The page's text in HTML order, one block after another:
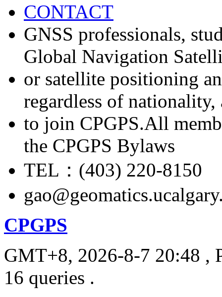
CONTACT
GNSS professionals,
Global Navigation
or satellite positioning
regardless of nationality,
to join CPGPS.All
the CPGPS Bylaws
TEL：(403) 220-8150
CPGPS
GMT+8, 2026-8-7 20:48 ,
16 queries .